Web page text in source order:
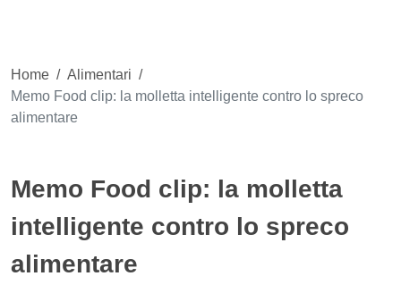
Home / Alimentari /
Memo Food clip: la molletta intelligente contro lo spreco
alimentare
Memo Food clip: la molletta
intelligente contro lo spreco
alimentare